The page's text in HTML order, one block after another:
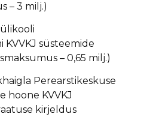
– 3 milj.)
süsteemide
– 0,65 milj.)
Perearstikeskuse
hoone KVVKJ
kirjeldus